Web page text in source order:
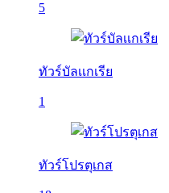
5
ทัวร์บัลเเกเรีย
1
ทัวร์โปรตุเกส